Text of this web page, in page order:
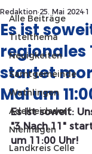
Alle Beiträge
Titelthema
Neuigkeiten
Samtgemeinde
Wathlingen
Adelheidsdorf
Nienhagen
Landkreis Celle
Es ist
regionales
startet
Mai um
Redaktion 25. Mai 2024 1
Es ist soweit:
"3 Nach 11"
um 11:00 Uhr!